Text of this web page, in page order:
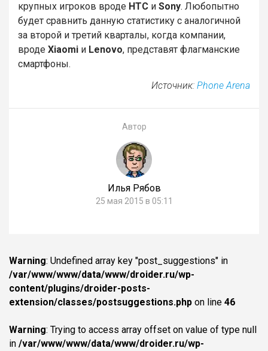
крупных игроков вроде HTC и Sony. Любопытно
будет сравнить данную статистику с аналогичной
за второй и третий кварталы, когда компании,
вроде Xiaomi и Lenovo, представят флагманские
смартфоны.
Источник: Phone Arena
Автор
Илья Рябов
25 мая 2015 в 05:11
Warning: Undefined array key "post_suggestions" in
/var/www/www/data/www/droider.ru/wp-
content/plugins/droider-posts-
extension/classes/postsuggestions.php on line 46
Warning: Trying to access array offset on value of type null
in /var/www/www/data/www/droider.ru/wp-